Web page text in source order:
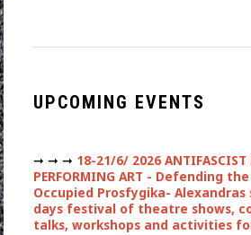
UPCOMING EVENTS
➞ ➞ ➞ 18-21/6/ 2026 ANTIFASCIST
PERFORMING ART - Defending
Occupied Prosfygika- Alexandras
days festival of theatre shows,
talks, workshops and activities